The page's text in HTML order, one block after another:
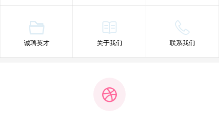
诚聘英才 关于我们 联系我们